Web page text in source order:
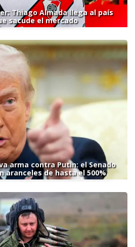
Thiago Almada llega al país
sacude el mercado
arma contra Putin: el Senado
aranceles de hasta el 500%